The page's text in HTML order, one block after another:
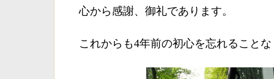
心から感謝、御礼であります。
これからも4年前の初心を忘れること